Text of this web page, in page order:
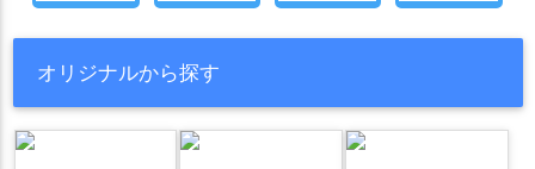
オリジナルから探す